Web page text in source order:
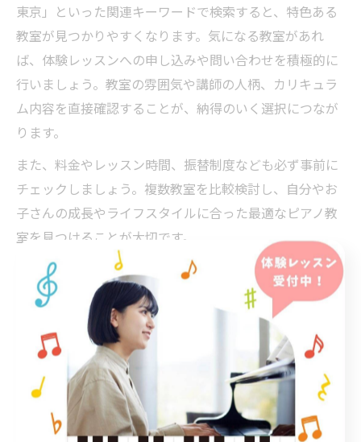
東京」といった関連キーワードで検索すると、特色ある
教室が見つかりやすくなります。気になる教室があれ
ば、体験レッスンへの申し込みや問い合わせを積極的に
行いましょう。教室の雰囲気や講師の人柄、カリキュラ
ム内容を直接確認することが、納得のいく選択につなが
ります。
また、料金やレッスン時間、振替制度なども必ず事前に
チェックしましょう。複数教室を比較検討し、自分やお
子さんの成長やライフスタイルに合った最適なピアノ教
室を見つけることが大切です。
創造性重視のカリキュラム
とは何か
ピアノ教室の創造性重視カリキュラム解説
ピアノ教室を選ぶ際、創造性を育むカリキュラムがある